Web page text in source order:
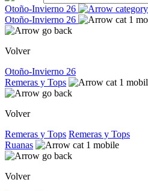
Otoño-Invierno 26
Otoño-Invierno 26
Volver
Otoño-Invierno 26
Remeras y Tops
Volver
Remeras y Tops Remeras y Tops
Ruanas
Volver